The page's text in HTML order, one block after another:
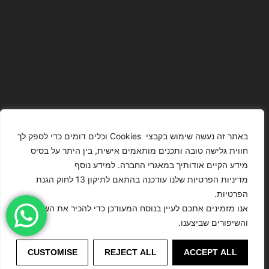
באתר זה נעשה שימוש בקבצי Cookies וכלים דומים כדי לספק לך
חווית גלישה טובה ותכנים מותאמים אישית, בין היתר על בסיס
מידע הקיים אודותיך במאגרי החברה. למידע נוסף
מדיניות הפרטיות שלנו עודכנה בהתאם לתיקון 13 לחוק הגנת
הפרטיות.
אנו מזמינים אתכם לעיין בנוסח המעודכן כדי להכיר את השינויים
והשיפורים שביצענו.
CUSTOMISE REJECT ALL ACCEPT ALL
Presented On
This Website
Have Been
Digitally
Enhanced Or
Modified.
MODELS
הזכויות שמורות
הפרטיות
הצהרת נגישות